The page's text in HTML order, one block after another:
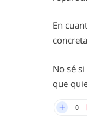
En
No sé
que
0